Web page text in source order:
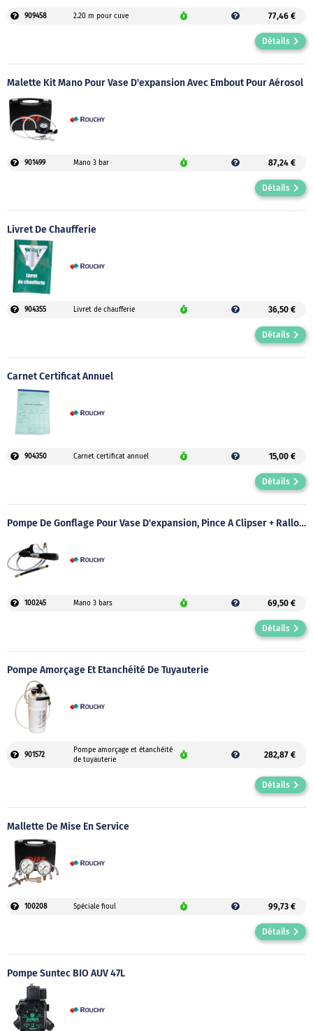
909458 2.20 m pour cuve 77,46 €
Détails
Malette Kit Mano Pour Vase D'expansion Avec Embout Pour Aérosol
901499 Mano 3 bar 87,24 €
Détails
Livret De Chaufferie
904355 Livret de chaufferie 36,50 €
Détails
Carnet Certificat Annuel
904350 Carnet certificat annuel 15,00 €
Détails
Pompe De Gonflage Pour Vase D'expansion, Pince À Clipser + Rallonge
100245 Mano 3 bars 69,50 €
Détails
Pompe Amorçage Et Étanchéité De Tuyauterie
901572
Pompe amorçage et étanchéité
de tuyauterie
282,87 €
Détails
Mallette De Mise En Service
100208 Spéciale fioul 99,73 €
Détails
Pompe Suntec BIO AUV 47L